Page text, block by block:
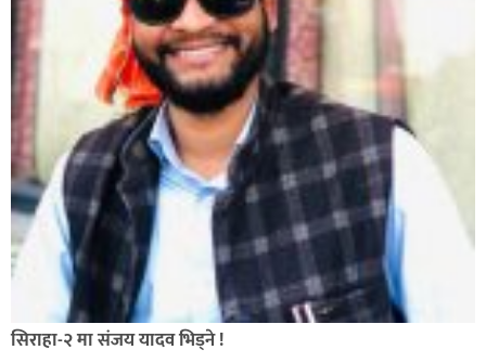
सिराहा-२ मा संजय यादव भिड्ने !